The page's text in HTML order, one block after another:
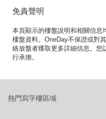
免責聲明
本頁顯示的樓盤說明和相關信息
樓盤資料。OneDay不保證或對
絡放盤者獲取更多詳細信息。您
行承擔。
熱門寫字樓區域